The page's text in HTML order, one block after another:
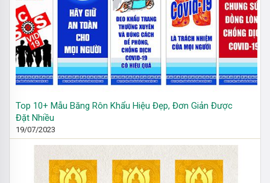
Top 10+ Mẫu Băng Rôn Khẩu Hiệu Đẹp, Đơn Giản Được
Đặt Nhiều
19/07/2023